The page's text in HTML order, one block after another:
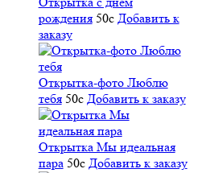
рождения 50c Добавить к
заказу
Открытка-фото Люблю
тебя 50c Добавить к заказу
Открытка Мы идеальная
пара 50c Добавить к заказу